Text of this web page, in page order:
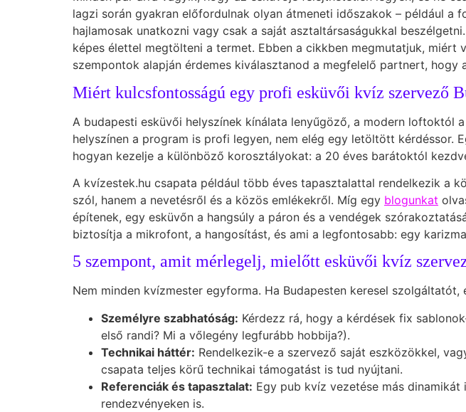
lagzi során gyakran előfordulnak olyan átmeneti időszakok – például
hajlamosak unatkozni vagy csak a saját asztaltársaságukkal
képes élettel megtölteni a termet. Ebben a cikkben megmutatjuk,
szempontok alapján érdemes kiválasztanod a megfelelő partnert, hogy
Miért kulcsfontosságú egy profi esküvői kvíz szervező
A budapesti esküvői helyszínek kínálata lenyűgöző, a modern loftoktól
helyszínen a program is profi legyen, nem elég egy letöltött kérdéssor.
hogyan kezelje a különböző korosztályokat: a 20 éves barátoktól
A kvízestek.hu csapata például több éves tapasztalattal rendelkezik a
szól, hanem a nevetésről és a közös emlékekről. Míg egy blogunkat
építenek, egy esküvőn a hangsúly a páron és a vendégek
biztosítja a mikrofont, a hangosítást, és ami a legfontosabb: egy
5 szempont, amit mérlegelj, mielőtt esküvői kvíz
Nem minden kvízmester egyforma. Ha Budapesten keresel
Személyre szabhatóság: Kérdezz rá, hogy a kérdések fix
első randi? Mi a vőlegény legfurább hobbija?).
Technikai háttér: Rendelkezik-e a szervező saját eszközökkel,
csapata teljes körű technikai támogatást is tud nyújtani.
Referenciák és tapasztalat: Egy pub kvíz vezetése más
rendezvényeken is.